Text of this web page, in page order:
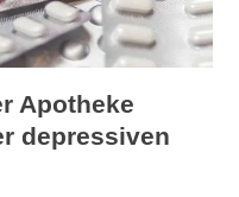
Apotheke
depressiven